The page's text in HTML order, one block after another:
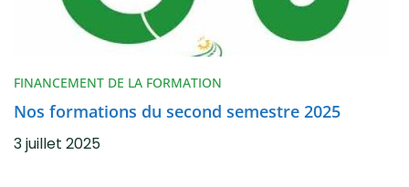
FINANCEMENT DE LA FORMATION
Nos formations du second semestre 2025
3 juillet 2025